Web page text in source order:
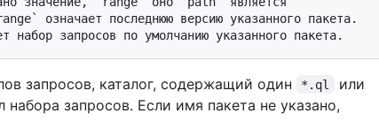
означает последнюю версию указанного пакета.
запросов, каталог, содержащий один *.ql
или
набора запросов. Если имя пакета не указано,